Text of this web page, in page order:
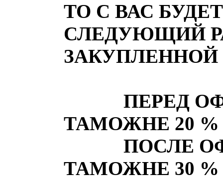
ТО С ВАС
СЛЕДУЮЩИЙ
ПЕРЕД
ТАМОЖНЕ 20 %
ПОСЛЕ
ТАМОЖНЕ 30 %